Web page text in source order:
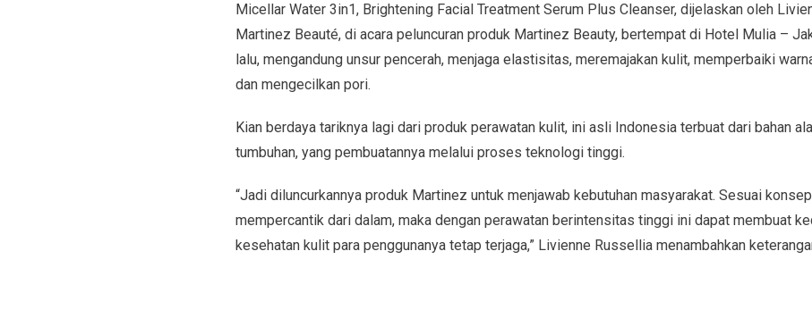
Micellar Water 3in1, Brightening Facial Treatment Serum Plus Cleanser, dijelaskan oleh
Martinez Beauté, di acara peluncuran produk Martinez Beauty, bertempat di Hotel Mulia –
lalu, mengandung unsur pencerah, menjaga elastisitas, meremajakan kulit, memperbaiki
dan mengecilkan pori.
Kian berdaya tariknya lagi dari produk perawatan kulit, ini asli Indonesia terbuat dari bahan
tumbuhan, yang pembuatannya melalui proses teknologi tinggi.
“Jadi diluncurkannya produk Martinez untuk menjawab kebutuhan masyarakat. Sesuai
mempercantik dari dalam, maka dengan perawatan berintensitas tinggi ini dapat membuat
kesehatan kulit para penggunanya tetap terjaga,” Livienne Russellia menambahkan